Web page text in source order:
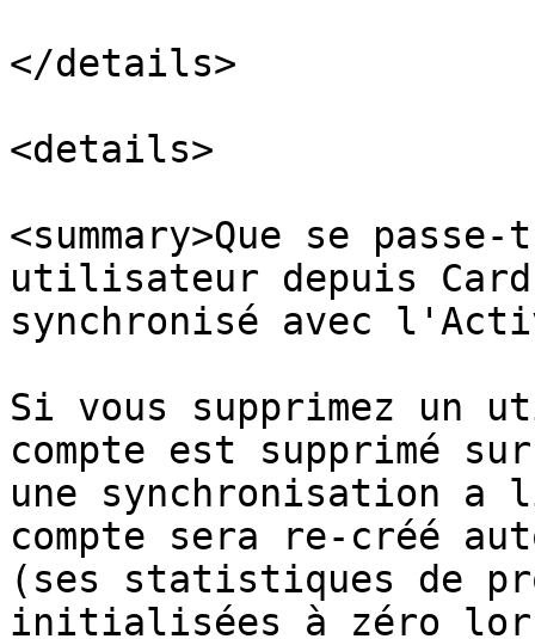
</details>
<details>
<summary>Que se
utilisateur depuis
synchronisé avec
Si vous supprimez un
compte est supprimé
une synchronisation a
compte sera re-créé
(ses statistiques de
initialisées à zéro